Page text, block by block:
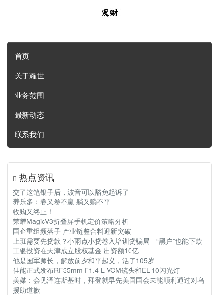
首页
关于耀世
业务范围
最新动态
联系我们
热点资讯
交了这笔银子后，波音可以豁免起诉了
养乐多：卷又卷不赢 躺又躺不平
收购又终止！
荣耀MagicV3折叠屏手机定价策略分析
国企重组频落子 产业链整合料迎新突破
上班需要先贷款？小雨点小贷卷入培训贷骗局，“黑户”也能下款
工银投资在天津成立股权基金 出资额10亿
他是国军师长，解放前夕和平起义，活了105岁
佳能正式发布RF35mm F1.4 L VCM镜头和EL-10闪光灯
美媒：会见泽连斯基时，拜登就早先美国国会未能顺利通过对乌
援助道歉